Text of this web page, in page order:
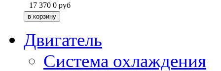
17 370 0 руб
Двигатель
Система охлаждения